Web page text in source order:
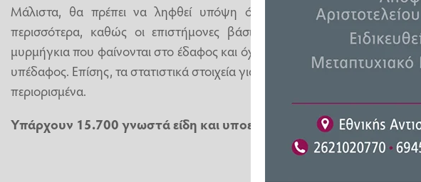
Μάλιστα, θα πρέπει να ληφθεί υπόψη ότι πιθανότατα τα μυρμήγκια
περισσότερα, καθώς οι επιστήμονες βάσισαν την εκτίμηση τους
μυρμήγκια που φαίνονται στο έδαφος και όχι σε αυτά που ζουν κυρίως
υπέδαφος. Επίσης, τα στατιστικά στοιχεία για την Αφρική και τη Βόρεια
περιορισμένα.
Υπάρχουν 15.700 γνωστά είδη και υποείδη μυρμηγκιών